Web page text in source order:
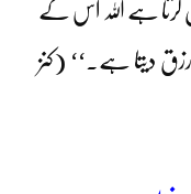
کرتا ہے اللہ اس کے
رزق دیتا ہے۔‘‘ (کنز